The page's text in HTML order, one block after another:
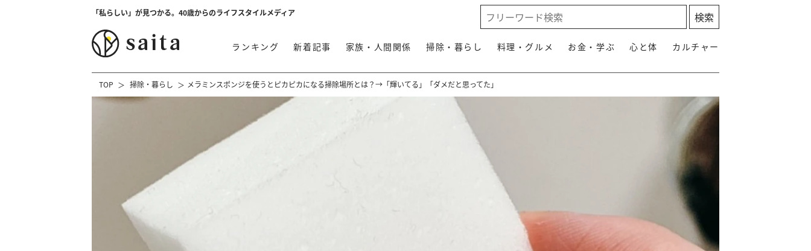
「私らしい」が見つかる。40歳からのライフスタイルメディア
ランキング 新着記事 家族・人間関係 掃除・暮らし 料理・グルメ お金・学ぶ 心と体 カルチャー
TOP 掃除・暮らし メラミンスポンジを使うとピカピカになる掃除場所とは？→「輝いてる」「ダメだと思ってた」